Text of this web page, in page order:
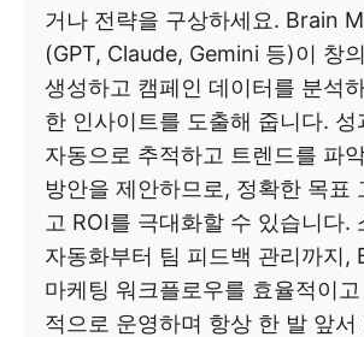
거나 전략을 구상하세요. Brain
(GPT, Claude, Gemini 등)이 창
생성하고 캠페인 데이터를 분석
한 인사이트를 도출해 줍니다. 성
자동으로 추적하고 트렌드를 파
방안을 제안하므로, 정확한 목표
고 ROI를 극대화할 수 있습니다.
자동화부터 팀 피드백 관리까지,
마케팅 워크플로우를 효율적이
적으로 운영하며 항상 한 발 앞서